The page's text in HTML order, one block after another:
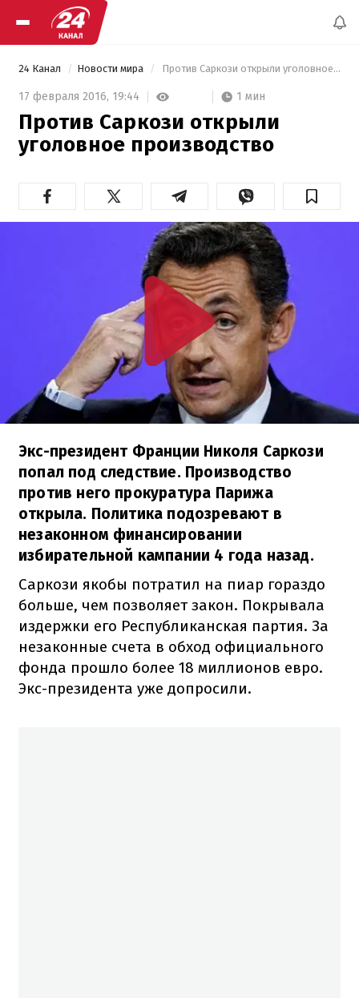
24 Канал Новости мира Против Саркози открыли уголовное производство
17 февраля 2016, 19:44 1 мин
Против Саркози открыли
уголовное производство
Экс-президент Франции Николя Саркози
попал под следствие. Производство
против него прокуратура Парижа
открыла. Политика подозревают в
незаконном финансировании
избирательной кампании 4 года назад.
Саркози якобы потратил на пиар гораздо
больше, чем позволяет закон. Покрывала
издержки его Республиканская партия. За
незаконные счета в обход официального
фонда прошло более 18 миллионов евро.
Экс-президента уже допросили.